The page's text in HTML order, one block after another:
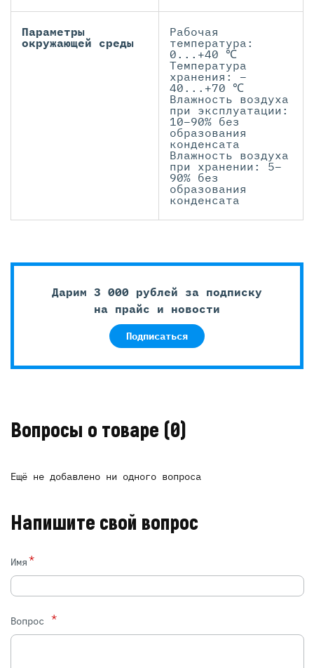
Параметры
окружающей среды
Рабочая
температура:
0...+40 ℃
Температура
хранения: –
40...+70 ℃
Влажность воздуха
при эксплуатации:
10–90% без
образования
конденсата
Влажность воздуха
при хранении: 5–
90% без
образования
конденсата
Дарим 3 000 рублей за подписку
на прайс и новости
Подписаться
Вопросы о товаре (0)
Ещё не добавлено ни одного вопроса
Напишите свой вопрос
Имя*
Вопрос *